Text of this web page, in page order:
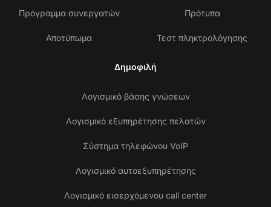
Πρόγραμμα συνεργατών
Αποτύπωμα
Πρότυπα
Τεστ πληκτρολόγησης
Δημοφιλή
Λογισμικό βάσης γνώσεων
Λογισμικό εξυπηρέτησης πελατών
Σύστημα τηλεφώνου VoIP
Λογισμικό αυτοεξυπηρέτησης
Λογισμικό εισερχόμενου call center